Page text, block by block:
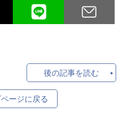
後の記事を読む
ページに戻る